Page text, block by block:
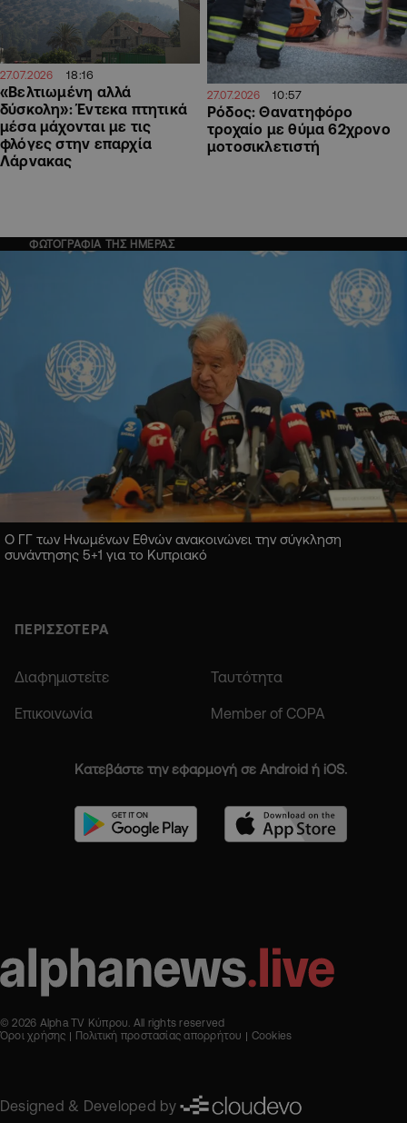
27.07.2026 18:16
«Βελτιωμένη αλλά
δύσκολη»: Έντεκα πτητικά
μέσα μάχονται με τις
φλόγες στην επαρχία
Λάρνακας
27.07.2026 10:57
Ρόδος: Θανατηφόρο
τροχαίο με θύμα 62χρονο
μοτοσικλετιστή
ΦΩΤΟΓΡΑΦΙΑ ΤΗΣ ΗΜΕΡΑΣ
Ο ΓΓ των Ηνωμένων Εθνών ανακοινώνει την σύγκληση
συνάντησης 5+1 για το Κυπριακό
ΠΕΡΙΣΣΟΤΕΡΑ
Διαφημιστείτε Ταυτότητα
Επικοινωνία Member of COPA
Κατεβάστε την εφαρμογή σε Android ή iOS.
© 2026 Alpha TV Κύπρου. All rights reserved
Όροι χρήσης
Πολιτική προστασίας απορρήτου Cookies
Designed & Developed by